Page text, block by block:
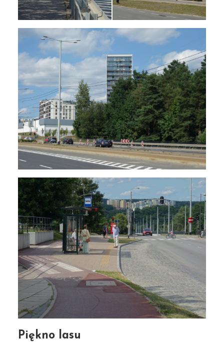
Piękno lasu